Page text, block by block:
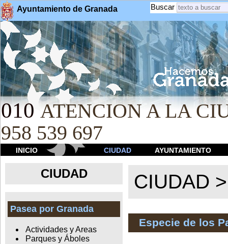
Ayuntamiento de Granada Buscar
010 ATENCION A LA
958 539 697
INICIO CIUDAD AYUNTAMIENTO
CIUDAD
Pasea por Granada
Actividades y Areas
Parques y Áboles
CIUDAD
Especie de los